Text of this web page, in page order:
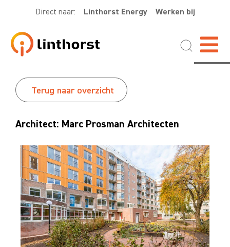
Direct naar: Linthorst Energy Werken bij
Terug naar overzicht
Architect: Marc Prosman Architecten